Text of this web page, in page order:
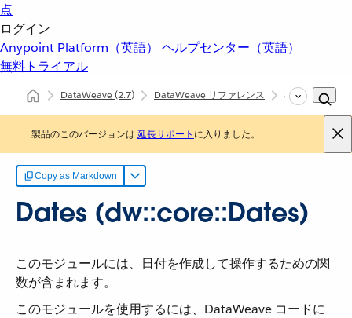
点
ログイン
Anypoint Platform（英語） ヘルプセンター（英語）
無料トライアル
DataWeave(2.7) DataWeave リファレンス dw::core::Dates
製品のこのバージョンは 延長サポート に入りました。
Copy as Markdown
Dates (dw::core::Dates)
このモジュールには、日付を作成して操作するための関
数が含まれます。
このモジュールを使用するには、DataWeave コードに